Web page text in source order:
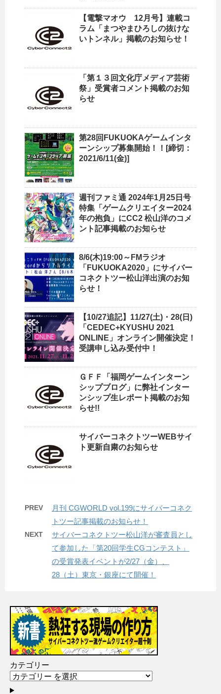
【電撃マオウ 12月号】連載コ
ラム「まつやまひろしの抜けな
いトンネル」掲載のお知らせ！
「第１３回文化庁メディア芸術
祭」受賞者コメント掲載のお知
らせ
第28回FUKUOKAゲームインタ
ーンシップ募集開始！！[締切：
2021/6/11(金)]
週刊ファミ通 2024年1月25日号
特集「ゲームクリエイター2024
年の抱負」にCC2 松山洋のコメ
ント記事掲載のお知らせ
8/6(木)19:00～FMラジオ
「FUKUOKA2020」にサイバー
コネクトツー松山洋出演のお知
らせ！
【10/27追記】11/27(土)・28(日)
「CEDEC+KYUSHU 2021
ONLINE」オンライン開催決定！
受講申し込み受付中！
ＧＦＦ「福岡ゲームインターン
シップブログ」に弊社インター
ンシップ生レポート掲載のお知
らせ!!
サイバーコネクトツーWEBサイ
ト更新自粛のお知らせ
PREV
月刊 CGWORLD vol.199にサイバーコネク
トツー記事掲載のお知らせ！
NEXT
サイバーコネクトツー松山洋が審査員とし
て参加した「第20回学生CGコンテスト」
の受賞発表イベントが2/27（金）、
28（土）東京・銀座にて開催！
カテゴリー